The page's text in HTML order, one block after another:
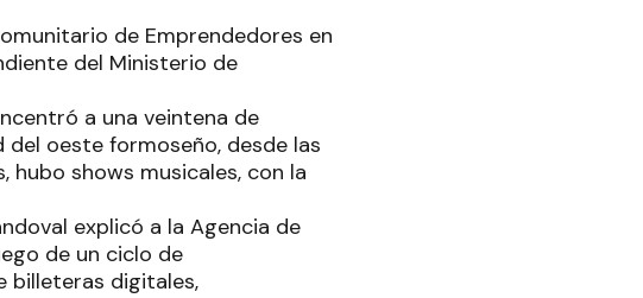
de Emprendedores en
del Ministerio de
a una veintena de
oeste formoseño, desde las
shows musicales, con la
explicó a la Agencia de
de un ciclo de
billeteras digitales,